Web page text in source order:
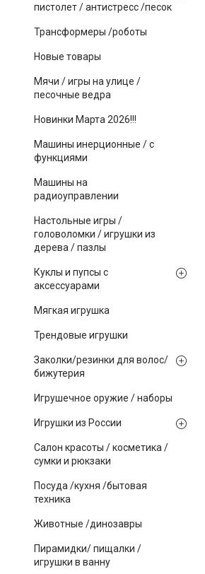
пистолет / антистресс /песок
Трансформеры /роботы
Новые товары
Мячи / игры на улице /
песочные ведра
Новинки Марта 2026!!!
Машины инерционные / с
функциями
Машины на
радиоуправлении
Настольные игры /
головоломки / игрушки из
дерева / пазлы
Куклы и пупсы с
аксессуарами
Мягкая игрушка
Трендовые игрушки
Заколки/резинки для волос/
бижутерия
Игрушечное оружие / наборы
Игрушки из России
Салон красоты / косметика /
сумки и рюкзаки
Посуда /кухня /бытовая
техника
Животные /динозавры
Пирамидки/ пищалки /
игрушки в ванну